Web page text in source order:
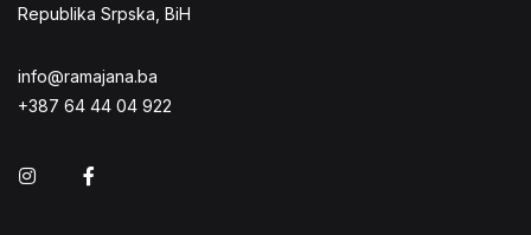
Republika Srpska, BiH
info@ramajana.ba
+387 64 44 04 922
Instagram